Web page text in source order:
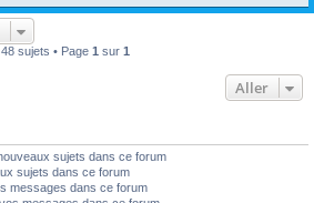
48 sujets • Page 1 sur 1
Aller
sujets dans ce forum
sujets dans ce forum
messages dans ce forum